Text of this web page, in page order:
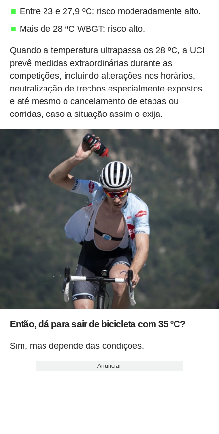
Entre 23 e 27,9 ºC: risco moderadamente alto.
Mais de 28 ºC WBGT: risco alto.
Quando a temperatura ultrapassa os 28 ºC, a UCI
prevê medidas extraordinárias durante as
competições, incluindo alterações nos horários,
neutralização de trechos especialmente expostos
e até mesmo o cancelamento de etapas ou
corridas, caso a situação assim o exija.
Então, dá para sair de bicicleta com 35 ºC?
Sim, mas depende das condições.
Anunciar